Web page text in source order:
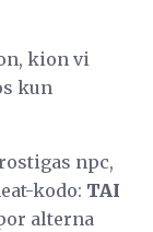
kion vi
kun
npc,
kodo: TAI
alterna